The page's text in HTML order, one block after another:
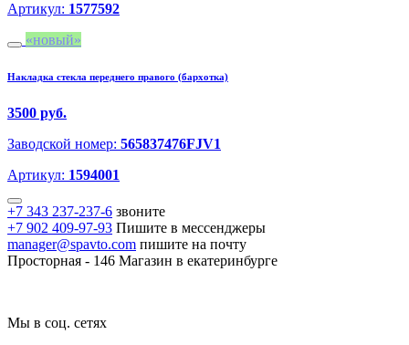
Артикул: 1577592
новый
Накладка стекла переднего правого (бархотка)
3500 руб.
Заводской номер: 565837476FJV1
Артикул: 1594001
+7 343 237-237-6 звоните
+7 902 409-97-93 Пишите в мессенджеры
manager@spavto.com пишите на почту
Просторная - 146 Магазин в екатеринбурге
Мы в соц. сетях